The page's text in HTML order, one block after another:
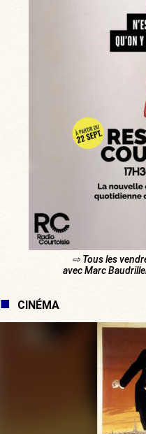
⇨ Tous les
avec Marc
CINÉMA